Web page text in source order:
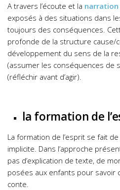
A travers l’écoute et la narration
exposés à des situations dans
toujours des conséquences.
profonde de la structure cause/
développement du sens de la
(assumer les conséquences de
(réfléchir avant d’agir).
la formation de
La formation de l’esprit se fait
implicite. Dans l’approche
pas d’explication de texte, de
posées aux enfants pour savoir
conte.